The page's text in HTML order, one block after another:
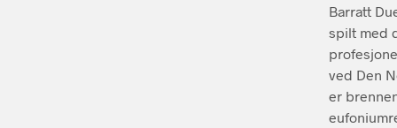
Barratt
spilt med
ved Den
er